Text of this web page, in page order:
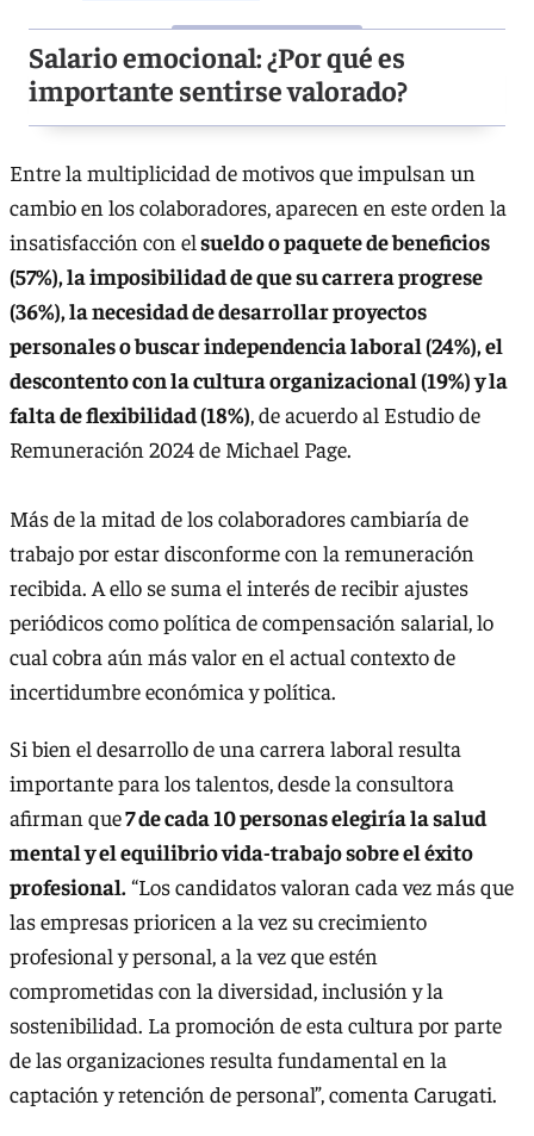
Salario emocional: ¿Por qué es
importante sentirse valorado?
Entre la multiplicidad de motivos que impulsan un
cambio en los colaboradores, aparecen en este orden la
insatisfacción con elsueldo o paquete de beneficios
(57%), la imposibilidad de que su carrera progrese
(36%), la necesidad de desarrollar proyectos
personales o buscar independencia laboral (24%), el
descontento con la cultura organizacional (19%) y la
falta de flexibilidad (18%), de acuerdo al Estudio de
Remuneración 2024 de Michael Page.
Más de la mitad de los colaboradores cambiaría de
trabajo por estar disconforme con la remuneración
recibida. A ello se suma el interés de recibir ajustes
periódicos como política de compensación salarial, lo
cual cobra aún más valor en el actual contexto de
incertidumbre económica y política.
Si bien el desarrollo de una carrera laboral resulta
importante para los talentos, desde la consultora
afirman que7 de cada 10 personas elegiría la salud
mental y el equilibrio vida-trabajo sobre el éxito
profesional.“Los candidatos valoran cada vez más que
las empresas prioricen a la vez su crecimiento
profesional y personal, a la vez que estén
comprometidas con la diversidad, inclusión y la
sostenibilidad. La promoción de esta cultura por parte
de las organizaciones resulta fundamental en la
captación y retención de personal”, comenta Carugati.